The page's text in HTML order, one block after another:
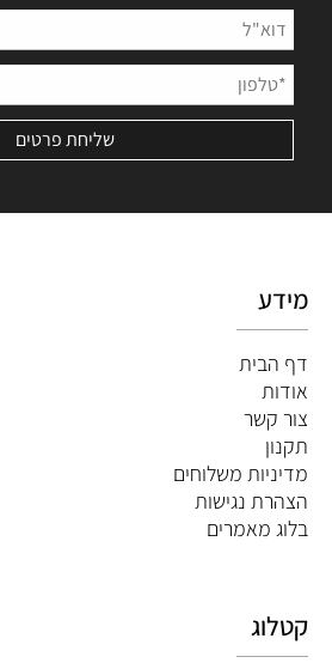
מידע
דף הבית
אודות
צור קשר
תקנון
מדיניות משלוחים
הצהרת נגישות
בלוג מאמרים
קטלוג